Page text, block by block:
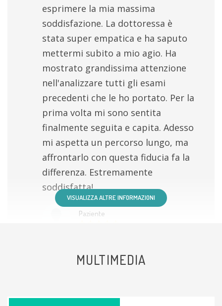
esprimere la mia massima
soddisfazione. La dottoressa è
stata super empatica e ha saputo
mettermi subito a mio agio. Ha
mostrato grandissima attenzione
nell'analizzare tutti gli esami
precedenti che le ho portato. Per la
prima volta mi sono sentita
finalmente seguita e capita. Adesso
mi aspetta un percorso lungo, ma
affrontarlo con questa fiducia fa la
differenza. Estremamente
soddisfatta!
Paziente
Molto professionale, pochi
VISUALIZZA ALTRE INFORMAZIONI
MULTIMEDIA